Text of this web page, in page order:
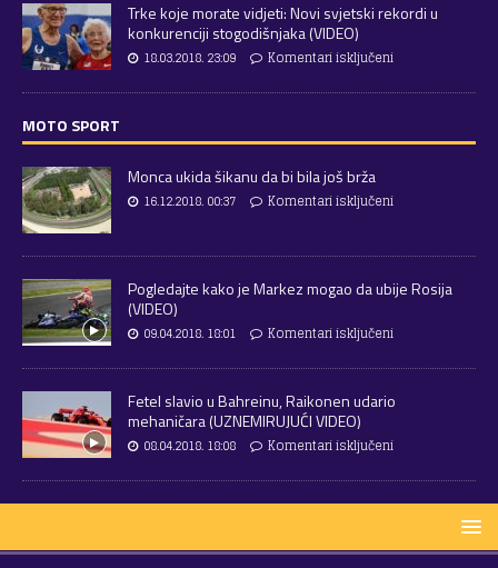
Trke koje morate vidjeti: Novi svjetski rekordi u
konkurenciji stogodišnjaka (VIDEO)
18.03.2018. 23:09 Komentari isključeni
MOTO SPORT
Monca ukida šikanu da bi bila još brža
16.12.2018. 00:37 Komentari isključeni
Pogledajte kako je Markez mogao da ubije Rosija
(VIDEO)
09.04.2018. 18:01 Komentari isključeni
Fetel slavio u Bahreinu, Raikonen udario
mehaničara (UZNEMIRUJUĆI VIDEO)
08.04.2018. 18:08 Komentari isključeni